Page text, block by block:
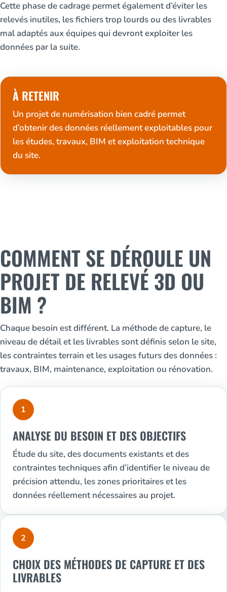
Cette phase de cadrage permet également d’éviter les
relevés inutiles, les fichiers trop lourds ou des livrables
mal adaptés aux équipes qui devront exploiter les
données par la suite.
À RETENIR
Un projet de numérisation bien cadré permet
d’obtenir des données réellement exploitables pour
les études, travaux, BIM et exploitation technique
du site.
COMMENT SE DÉROULE UN
PROJET DE RELEVÉ 3D OU
BIM ?
Chaque besoin est différent. La méthode de capture, le
niveau de détail et les livrables sont définis selon le site,
les contraintes terrain et les usages futurs des données :
travaux, BIM, maintenance, exploitation ou rénovation.
1
ANALYSE DU BESOIN ET DES OBJECTIFS
Étude du site, des documents existants et des
contraintes techniques afin d’identifier le niveau de
précision attendu, les zones prioritaires et les
données réellement nécessaires au projet.
2
CHOIX DES MÉTHODES DE CAPTURE ET DES
LIVRABLES